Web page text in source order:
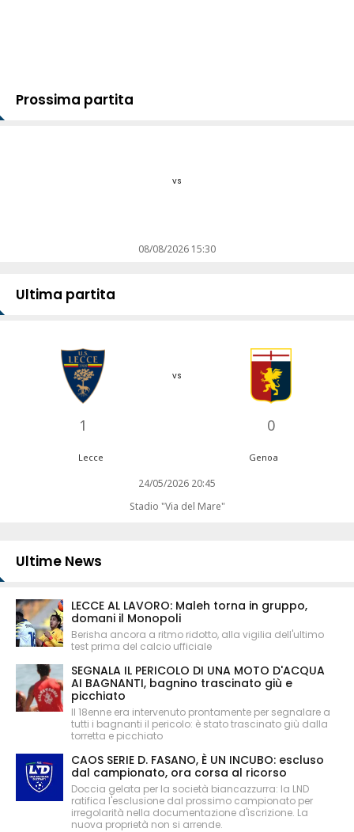
Prossima partita
vs
08/08/2026 15:30
Ultima partita
1
vs
0
Lecce Genoa
24/05/2026 20:45
Stadio "Via del Mare"
Ultime News
LECCE AL LAVORO: Maleh torna in gruppo,
domani il Monopoli
Berisha ancora a ritmo ridotto, alla vigilia dell'ultimo
test prima del calcio ufficiale
SEGNALA IL PERICOLO DI UNA MOTO D'ACQUA
AI BAGNANTI, bagnino trascinato giù e
picchiato
Il 18enne era intervenuto prontamente per segnalare a
tutti i bagnanti il pericolo: è stato trascinato giù dalla
torretta e picchiato
CAOS SERIE D. FASANO, È UN INCUBO: escluso
dal campionato, ora corsa al ricorso
Doccia gelata per la società biancazzurra: la LND
ratifica l'esclusione dal prossimo campionato per
irregolarità nella documentazione d'iscrizione. La
nuova proprietà non si arrende.